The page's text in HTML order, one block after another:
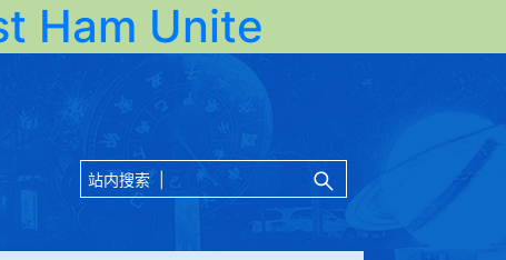
Ham Unite
站内搜索 |